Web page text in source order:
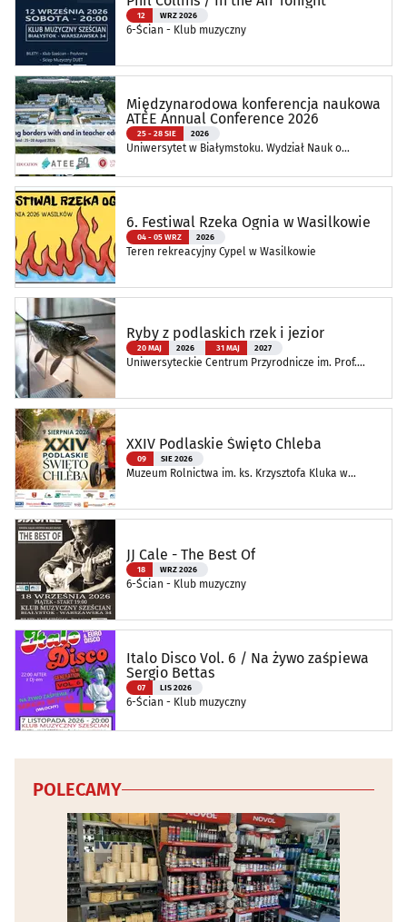
12 WRZ 2026
6-Ścian - Klub muzyczny
Międzynarodowa konferencja naukowa
ATEE Annual Conference 2026
25 - 28 SIE 2026
Uniwersytet w Białymstoku. Wydział Nauk o
6. Festiwal Rzeka Ognia w Wasilkowie
04 - 05 WRZ 2026
Teren rekreacyjny Cypel w Wasilkowie
Ryby z podlaskich rzek i jezior
20 MAJ 2026 31 MAJ 2027
Uniwersyteckie Centrum Przyrodnicze im. Prof.
XXIV Podlaskie Święto Chleba
09 SIE 2026
Muzeum Rolnictwa im. ks. Krzysztofa Kluka w
JJ Cale - The Best Of
18 WRZ 2026
6-Ścian - Klub muzyczny
Italo Disco Vol. 6 / Na żywo zaśpiewa
Sergio Bettas
07 LIS 2026
6-Ścian - Klub muzyczny
POLECAMY